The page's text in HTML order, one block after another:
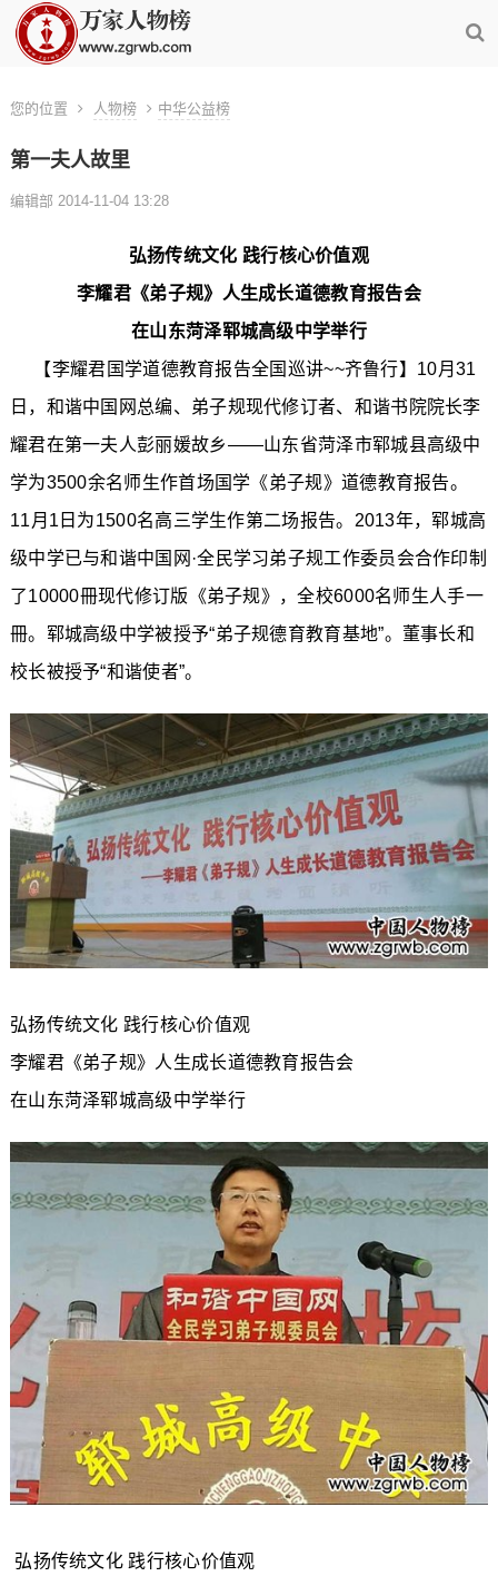
您的位置 人物榜 中华公益榜
第一夫人故里
编辑部 2014-11-04 13:28
弘扬传统文化 践行核心价值观
李耀君《弟子规》人生成长道德教育报告会
在山东菏泽郓城高级中学举行
【李耀君国学道德教育报告全国巡讲~~齐鲁行】10月31
日，和谐中国网总编、弟子规现代修订者、和谐书院院长李
耀君在第一夫人彭丽媛故乡——山东省菏泽市郓城县高级中
学为3500余名师生作首场国学《弟子规》道德教育报告。
11月1日为1500名高三学生作第二场报告。2013年，郓城高
级中学已与和谐中国网·全民学习弟子规工作委员会合作印制
了10000冊现代修订版《弟子规》，全校6000名师生人手一
冊。郓城高级中学被授予“弟子规德育教育基地”。董事长和
校长被授予“和谐使者”。
弘扬传统文化 践行核心价值观
李耀君《弟子规》人生成长道德教育报告会
在山东菏泽郓城高级中学举行
弘扬传统文化 践行核心价值观